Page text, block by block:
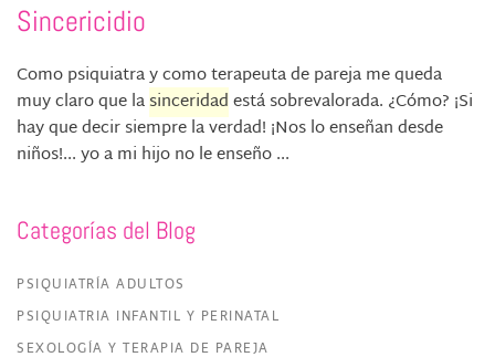
Sincericidio
Como psiquiatra y como terapeuta de pareja me queda
muy claro que lasinceridadestá sobrevalorada. ¿Cómo? ¡Si
hay que decir siempre la verdad! ¡Nos lo enseñan desde
niños!... yo a mi hijo no le enseño ...
Categorías del Blog
PSIQUIATRÍA ADULTOS
PSIQUIATRIA INFANTIL Y PERINATAL
SEXOLOGÍA Y TERAPIA DE PAREJA